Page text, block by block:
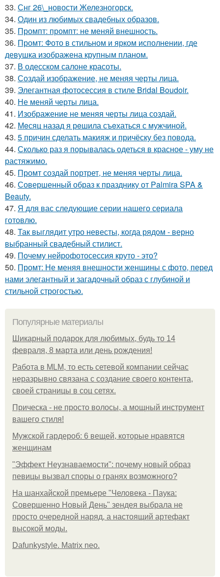
33. Снг 26\_новости Железногорск.
34. Один из любимых свадебных образов.
35. Промпт: промпт: не меняй внешность.
36. Промт: Фото в стильном и ярком исполнении, где
девушка изображена крупным планом.
37. В одесском салоне красоты.
38. Создай изображение, не меняя черты лица.
39. Элегантная фотосессия в стиле Bridal Boudoir.
40. Не меняй черты лица.
41. Изображение не меняя черты лица создай.
42. Мeсяц назад я рeшила съeхаться с мужчиной.
43. 5 причин сделать макияж и причёску без повода.
44. Сколько раз я порывалась одеться в красное - уму не
растяжимо.
45. Промт создай портрет, не меняя черты лица.
46. Совершенный образ к празднику от Palmira SPA &
Beauty.
47. Я для вас следующие серии нашего сериала
готовлю.
48. Так выглядит утро невесты, когда рядом - верно
выбранный свадебный стилист.
49. Почему нейрофотосессия круто - это?
50. Промт: Не меняя внешности женщины с фото, перед
нами элегантный и загадочный образ с глубиной и
стильной строгостью.
Популярные материалы
Шикарный подарок для любимых, будь то 14
февраля, 8 марта или день рождения!
Работа в MLM, то есть сетевой компании сейчас
неразрывно связана с создание своего контента,
своей страницы в соц сетях.
Прическа - не просто волосы, а мощный инструмент
вашего стиля!
Мужской гардероб: 6 вещей, которые нравятся
женщинам
"Эффект Неузнаваемости": почему новый образ
певицы вызвал споры о гранях возможного?
На шанхайской премьере "Человека - Паука:
Совершенно Новый День" зендея выбрала не
просто очередной наряд, а настоящий артефакт
высокой моды.
Dafunkystyle. Matrix neo.